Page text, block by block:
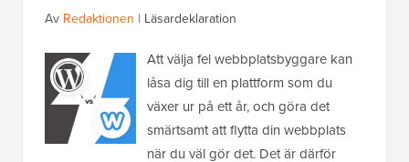
Av Redaktionen | Läsardeklaration
Att välja fel webbplatsbyggare kan
låsa dig till en plattform som du
växer ur på ett år, och göra det
smärtsamt att flytta din webbplats
när du väl gör det. Det är därför